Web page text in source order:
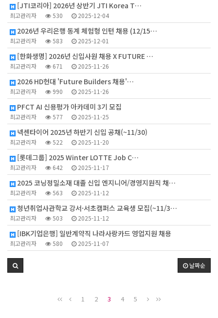
[JTI코리아] 2026년 상반기 JTI Korea T…
최고관리자 530 2025-12-04
2026년 우리은행 동계 체험형 인턴 채용 (12/15…
최고관리자 583 2025-12-01
[한화생명] 2026년 신입사원 채용 X FUTURE …
최고관리자 671 2025-11-26
2026 HD현대 'Future Builders 채용'…
최고관리자 990 2025-11-26
PFCT AI 신용평가 아카데미 3기 모집
최고관리자 577 2025-11-25
넥센타이어 2025년 하반기 신입 공채(~11/30)
최고관리자 522 2025-11-20
[롯데그룹] 2025 Winter LOTTE Job C…
최고관리자 642 2025-11-17
2025 코닝정밀소재 대졸 신입 엔지니어/경영지원직 채…
최고관리자 563 2025-11-12
청년취업사관학교 강서·서초캠퍼스 교육생 모집(~11/3…
최고관리자 503 2025-11-12
[IBK기업은행] 일반계약직 나라사랑카드 영업지원 채용
최고관리자 580 2025-11-07
날짜순
1 2 3 4 5